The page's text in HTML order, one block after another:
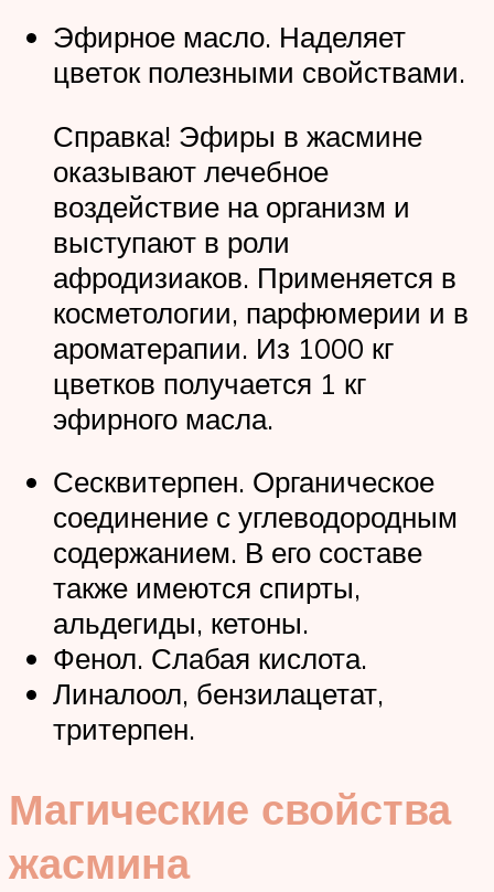
Эфирное масло. Наделяет
цветок полезными свойствами.
Справка! Эфиры в жасмине
оказывают лечебное
воздействие на организм и
выступают в роли
афродизиаков. Применяется в
косметологии, парфюмерии и в
ароматерапии. Из 1000 кг
цветков получается 1 кг
эфирного масла.
Сесквитерпен. Органическое
соединение с углеводородным
содержанием. В его составе
также имеются спирты,
альдегиды, кетоны.
Фенол. Слабая кислота.
Линалоол, бензилацетат,
тритерпен.
Магические свойства
жасмина